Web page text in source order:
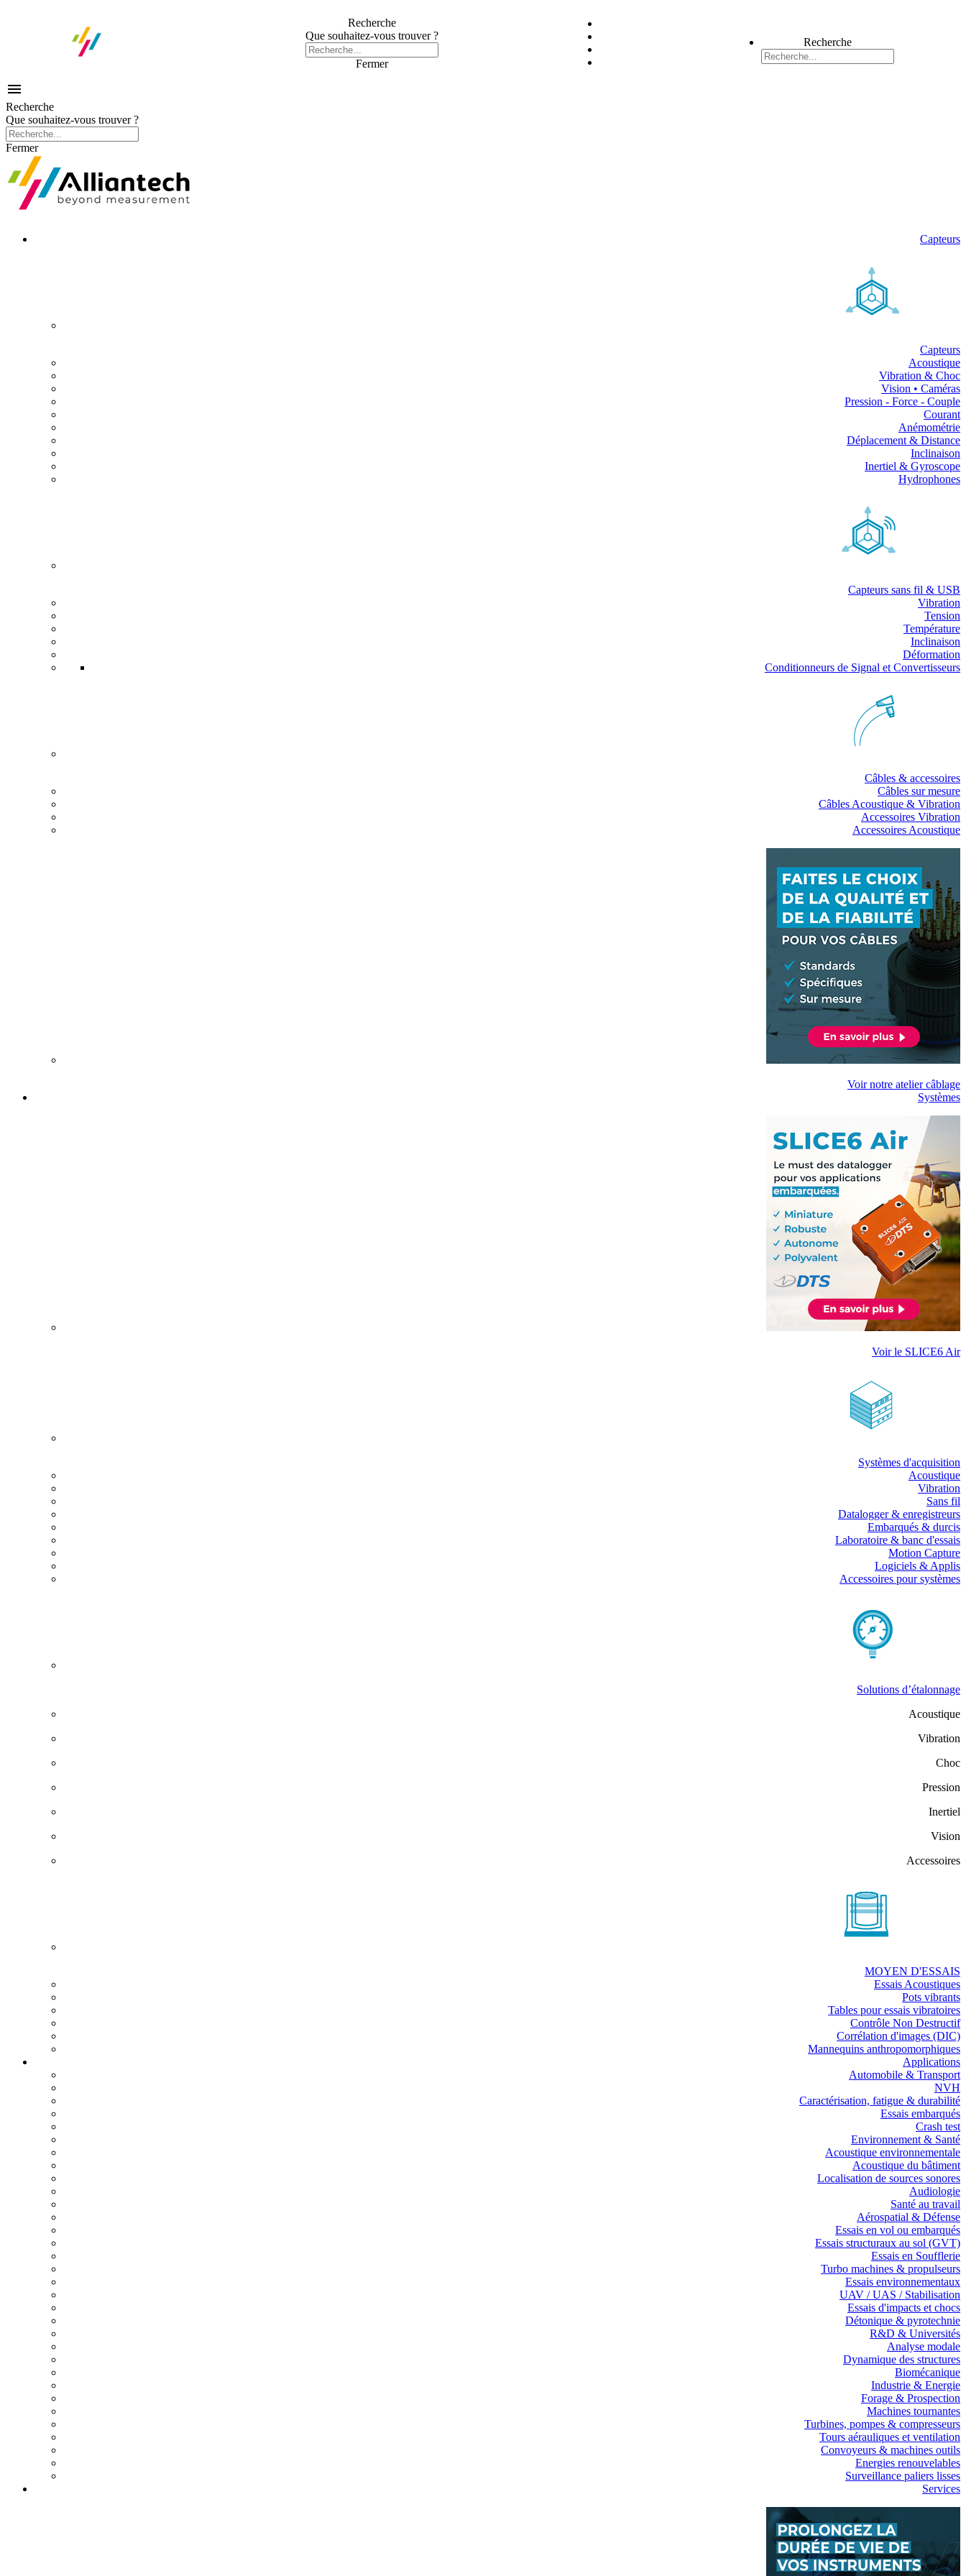
Recherche
Que souhaitez-vous trouver ?
Fermer
Recherche

Recherche
Que souhaitez-vous trouver ?
Fermer
Capteurs
Capteurs
Acoustique
Vibration & Choc
Vision • Caméras
Pression - Force - Couple
Courant
Anémométrie
Déplacement & Distance
Inclinaison
Inertiel & Gyroscope
Hydrophones
Capteurs sans fil & USB
Vibration
Tension
Température
Inclinaison
Déformation
Conditionneurs de Signal et Convertisseurs
Câbles & accessoires
Câbles sur mesure
Câbles Acoustique & Vibration
Accessoires Vibration
Accessoires Acoustique
Voir notre atelier câblage
Systèmes
Voir le SLICE6 Air
Systèmes d'acquisition
Acoustique
Vibration
Sans fil
Datalogger & enregistreurs
Embarqués & durcis
Laboratoire & banc d'essais
Motion Capture
Logiciels & Applis
Accessoires pour systèmes
Solutions d’étalonnage
Acoustique
Vibration
Choc
Pression
Inertiel
Vision
Accessoires
MOYEN D'ESSAIS
Essais Acoustiques
Pots vibrants
Tables pour essais vibratoires
Contrôle Non Destructif
Corrélation d'images (DIC)
Mannequins anthropomorphiques
Applications
Automobile & Transport
NVH
Caractérisation, fatigue & durabilité
Essais embarqués
Crash test
Environnement & Santé
Acoustique environnementale
Acoustique du bâtiment
Localisation de sources sonores
Audiologie
Santé au travail
Aérospatial & Défense
Essais en vol ou embarqués
Essais structuraux au sol (GVT)
Essais en Soufflerie
Turbo machines & propulseurs
Essais environnementaux
UAV / UAS / Stabilisation
Essais d'impacts et chocs
Détonique & pyrotechnie
R&D & Universités
Analyse modale
Dynamique des structures
Biomécanique
Industrie & Energie
Forage & Prospection
Machines tournantes
Turbines, pompes & compresseurs
Tours aérauliques et ventilation
Convoyeurs & machines outils
Energies renouvelables
Surveillance paliers lisses
Services